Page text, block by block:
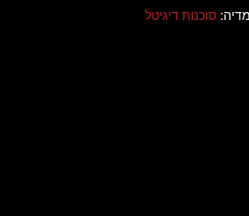
סוכנות דיגיטל